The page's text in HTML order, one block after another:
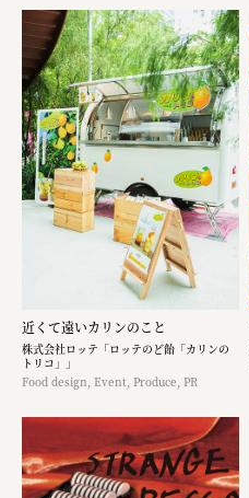
近くて遠いカリンのこと
株式会社ロッテ「ロッテのど飴「カリンの
トリコ」」
Food design, Event, Produce, PR